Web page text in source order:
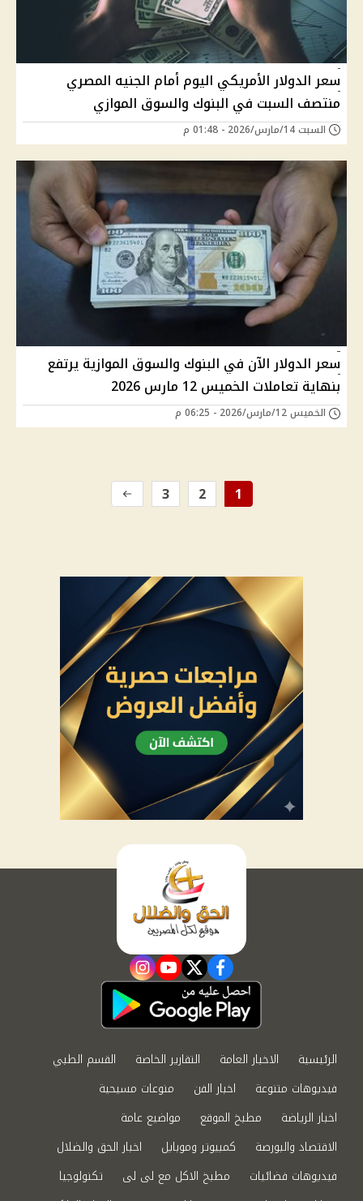
سعر الدولار الأمريكي اليوم أمام الجنيه المصري
منتصف السبت في البنوك والسوق الموازي
السبت 14/مارس/2026 - 01:48 م
سعر الدولار الآن في البنوك والسوق الموازية يرتفع
بنهاية تعاملات الخميس 12 مارس 2026
الخميس 12/مارس/2026 - 06:25 م
1
2
3
facebook
twitter
youtube
instagram
الرئيسية الاخبار العامة التقارير الخاصة
القسم الطبي
فيديوهات متنوعة
اخبار الفن
منوعات مسيحية
اخبار الرياضة
مطبخ الموقع
مواضيع عامة
الاقتصاد والبورصة
كمبيوتر وموبايل
اخبار الحق والضلال
فيديوهات فضائيات
مطبخ الاكل مع لى لى
تكنولوجيا